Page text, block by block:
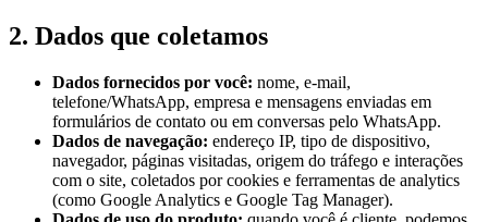
2. Dados que coletamos
Dados fornecidos por você: nome, e-mail,
telefone/WhatsApp, empresa e mensagens enviadas em
formulários de contato ou em conversas pelo WhatsApp.
Dados de navegação: endereço IP, tipo de dispositivo,
navegador, páginas visitadas, origem do tráfego e interações
com o site, coletados por cookies e ferramentas de analytics
(como Google Analytics e Google Tag Manager).